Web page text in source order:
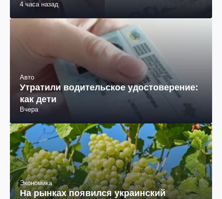
4 часа назад
Авто
Утратили водительское удостоверение:
как дети
Вчера
Экономика
На рынках появился украинский